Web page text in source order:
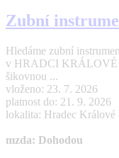
Zubní
Hledáme zubní
v HRADCI KRÁLOVÉ!
šikovnou ...
vloženo: 23. 7. 2026
platnost do: 21. 9. 2026
lokalita: Hradec
mzda: Dohodou